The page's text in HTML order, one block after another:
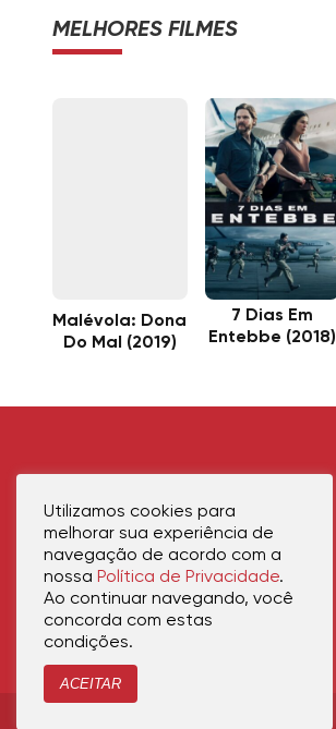
MELHORES FILMES
Malévola: Dona
Do Mal (2019)
7 Dias Em
Entebbe (2018)
Utilizamos cookies para
melhorar sua experiência de
navegação de acordo com a
nossa Política de Privacidade.
Ao continuar navegando, você
concorda com estas
condições.
ACEITAR